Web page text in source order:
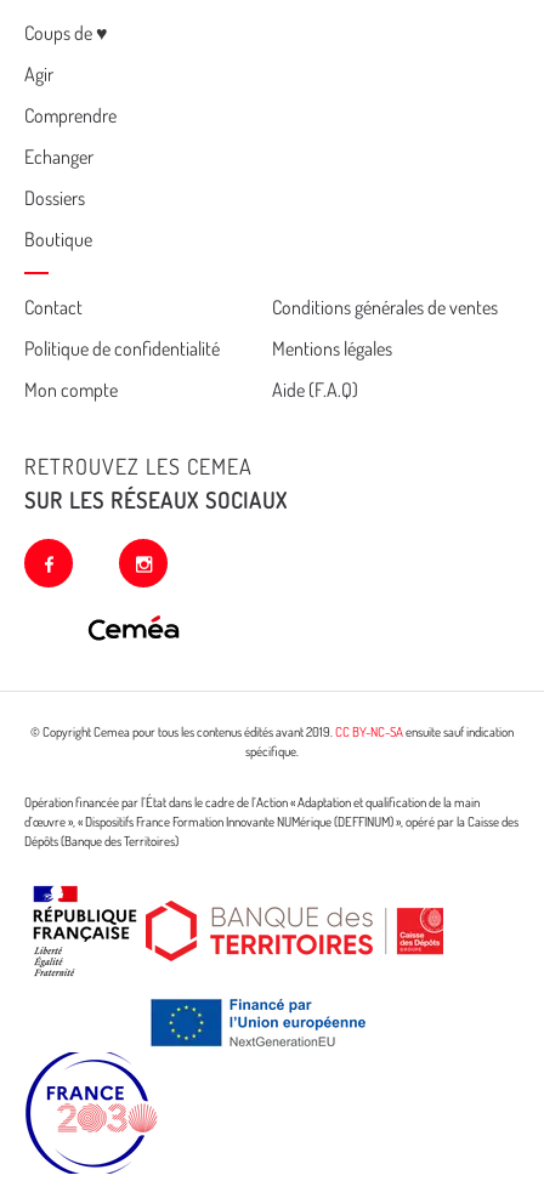
Menu
Coups de ♥
Agir
Comprendre
Echanger
Dossiers
Boutique
Cemea
footer
Contact
Conditions générales de ventes
Politique de confidentialité
Mentions légales
Mon compte
Aide (F.A.Q)
RETROUVEZ LES CEMEA
SUR LES RÉSEAUX SOCIAUX
facebook instagram
© Copyright Cemea pour tous les contenus édités avant 2019.CC BY-NC-SAensuite sauf indication
spécifique.
Opération financée par l’État dans le cadre de l’Action « Adaptation et qualification de la main
d’œuvre », « Dispositifs France Formation Innovante NUMérique (DEFFINUM) », opéré par la Caisse des
Dépôts (Banque des Territoires)